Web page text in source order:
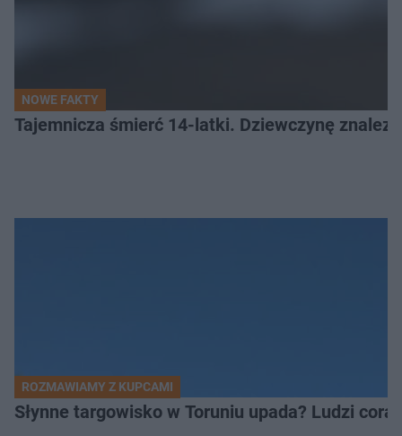
NOWE FAKTY
Tajemnicza śmierć 14-latki. Dziewczynę
ROZMAWIAMY Z KUPCAMI
Słynne targowisko w Toruniu upada? Ludzi